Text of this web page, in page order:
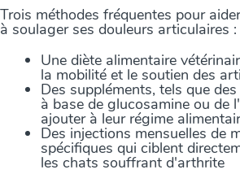
Trois méthodes fréquentes pour
à soulager ses douleurs articulaires :
Une diète alimentaire
la mobilité et le soutien des
Des suppléments, tels que
à base de glucosamine ou de
ajouter à leur régime
Des injections mensuelles de
spécifiques qui ciblent
les chats souffrant d'arthrite